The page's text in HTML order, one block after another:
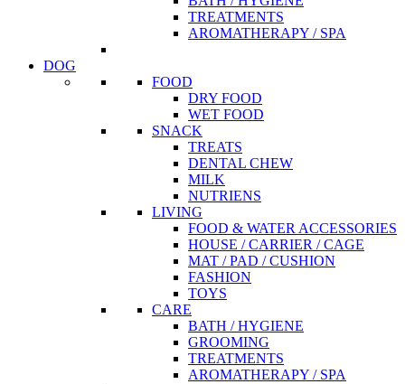
TREATMENTS
AROMATHERAPY / SPA
DOG
FOOD
DRY FOOD
WET FOOD
SNACK
TREATS
DENTAL CHEW
MILK
NUTRIENS
LIVING
FOOD & WATER ACCESSORIES
HOUSE / CARRIER / CAGE
MAT / PAD / CUSHION
FASHION
TOYS
CARE
BATH / HYGIENE
GROOMING
TREATMENTS
AROMATHERAPY / SPA